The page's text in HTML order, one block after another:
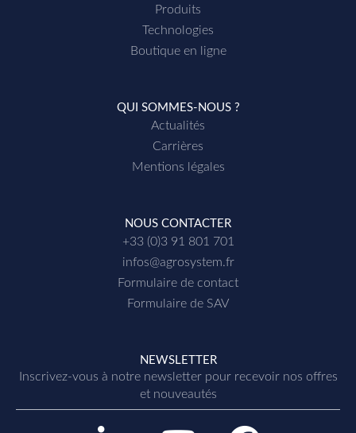
Produits
Technologies
Boutique en ligne
QUI SOMMES-NOUS ?
Actualités
Carrières
Mentions légales
NOUS CONTACTER
+33 (0)3 91 801 701
infos@agrosystem.fr
Formulaire de contact
Formulaire de SAV
NEWSLETTER
Inscrivez-vous à notre newsletter pour recevoir nos offres
et nouveautés
Y F